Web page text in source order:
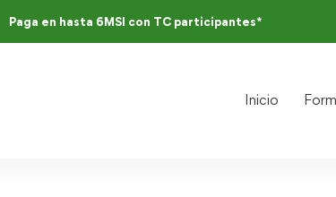
Paga en hasta 6MSI con TC participantes*
Inicio